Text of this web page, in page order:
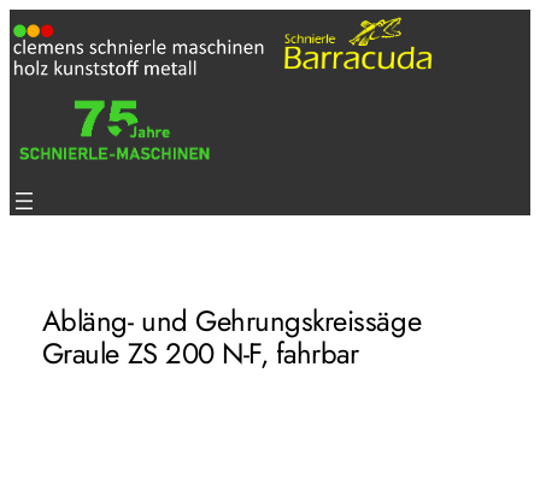
Zum
Inhalt
springen
Abläng- und Gehrungskreissäge
Graule ZS 200 N-F, fahrbar